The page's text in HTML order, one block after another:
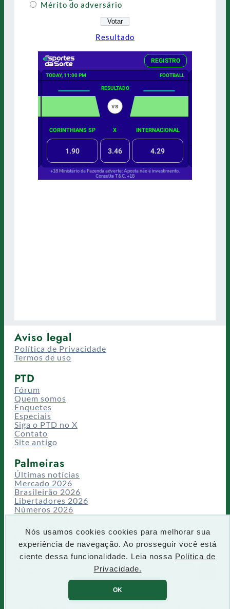
Nós usamos cookies cookies para melhorar sua
experiência de navegação. Ao prosseguir você está
ciente dessa funcionalidade. Leia nossa Política de
Privacidade.
OK
Mérito do adversário
Resultado
Aviso legal
Política de Privacidade
Termos de uso
PTD
Fórum
Quem somos
Enquetes
Especiais
Siga o PTD no X
Contato
Site antigo
Palmeiras
Últimas notícias
Mercado 2026
Brasileirão 2026
Libertadores 2026
Números 2026
Campeonatos
Temporadas
CT/Centro de Excelência
Busca
P
e
q
u